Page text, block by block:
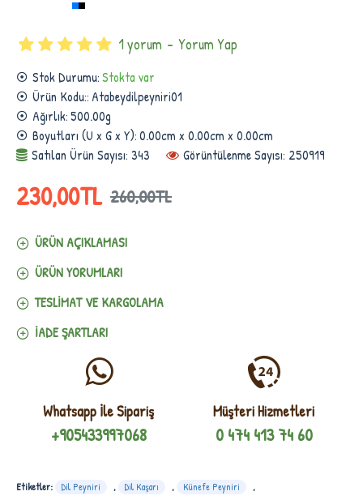
Stok Durumu:Stokta var
Ürün Kodu:: Atabeydilpeyniri01
Ağırlık:500.00g
Boyutları (U x G x Y):0.00cm x 0.00cm x 0.00cm
Satılan Ürün Sayısı: 343
Görüntülenme Sayısı: 250919
1 yorum - Yorum Yap
260,00TL
230,00TL
Whatsapp İle Sipariş
+905433997068
Müşteri Hizmetleri
0 474 413 74 60
ÜRÜN AÇIKLAMASI
ÜRÜN YORUMLARI
TESLIMAT VE KARGOLAMA
İADE ŞARTLARI
Etiketler: Dil Peyniri , Dil Kaşarı , Künefe Peyniri
,